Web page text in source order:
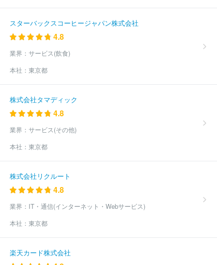
ピージーデザイン
株式会社関水金属 株式会社ニッケン
社サンリオ
セノー株式会社
有限会社トータル・ケア・システ
ム
株式会社ナナミ
ュアリング
スターバックスコーヒージャパン株式会社
4.8
業界： サービス(飲食)
本社： 東京都
株式会社タマディック
4.8
業界： サービス(その他)
本社： 東京都
株式会社リクルート
4.8
業界： IT・通信(インターネット・Webサービス)
本社： 東京都
楽天カード株式会社